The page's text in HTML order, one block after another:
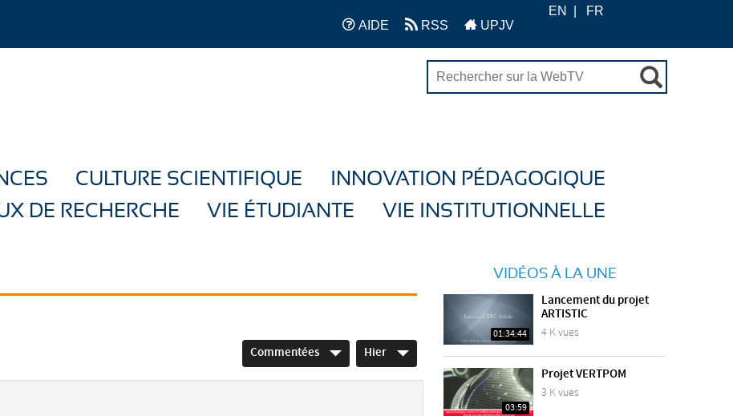
AIDE RSS UPJV
EN FR
CULTURE SCIENTIFIQUE
INNOVATION PÉDAGOGIQUE
DE RECHERCHE
VIE ÉTUDIANTE VIE INSTITUTIONNELLE
Commentées Hier
VIDÉOS À LA UNE
01:34:44
Lancement du projet
ARTISTIC
4 K vues
03:59
Projet VERTPOM
3 K vues